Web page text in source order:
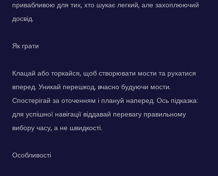
привабливою для тих, хто шукає легкий, але захоплюючий
досвід.
Як грати
Клацай або торкайся, щоб створювати мости та рухатися
вперед. Уникай перешкод, вчасно будуючи мости.
Спостерігай за оточенням і плануй наперед. Ось підказка:
для успішної навігації віддавай перевагу правильному
вибору часу, а не швидкості.
Особливості